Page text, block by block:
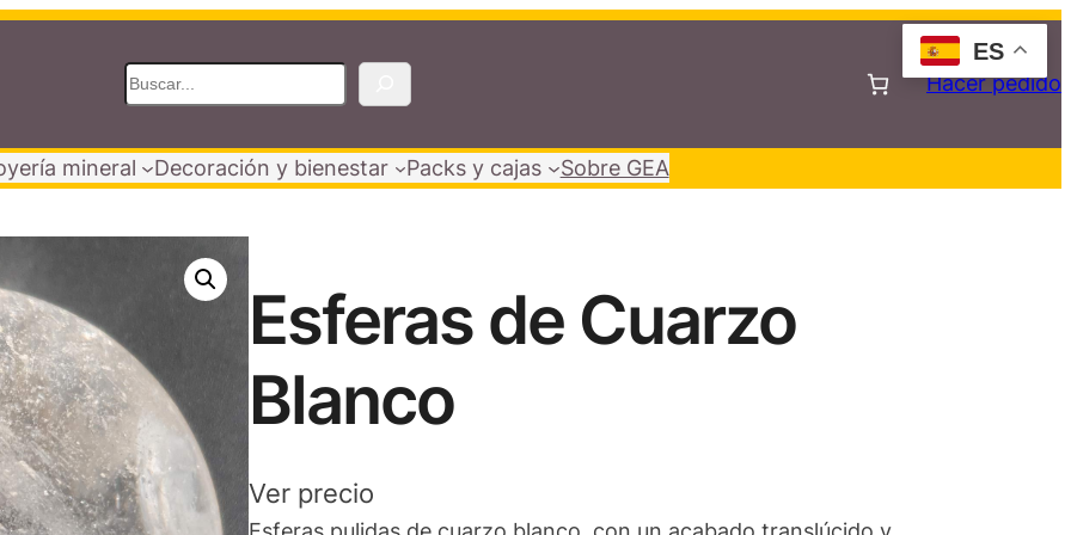
B
u
s
c
r
Hacer pedido
mineral Decoración y bienestar Packs y cajas Sobre GEA
Esferas de Cuarzo
Blanco
Ver precio
ES